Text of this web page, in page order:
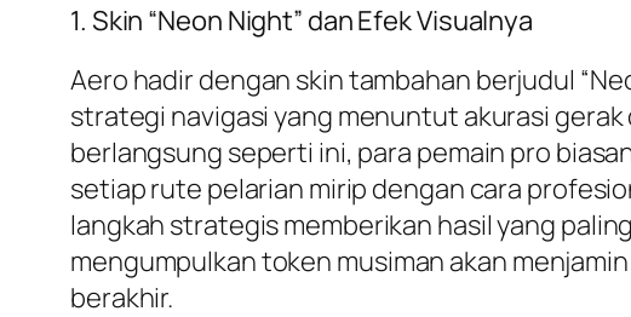
1. Skin “Neon Night” dan Efek Visualnya
Aero hadir dengan skin tambahan berjudul
strategi navigasi yang menuntut akurasi
berlangsung seperti ini, para pemain pro
setiap rute pelarian mirip dengan cara
langkah strategis memberikan hasil yang
mengumpulkan token musiman akan
berakhir.